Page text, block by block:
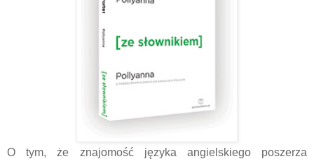
O tym, że znajomość języka angielskiego poszerza